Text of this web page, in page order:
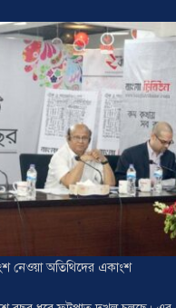
নেওয়া অতিথিদের একাংশ